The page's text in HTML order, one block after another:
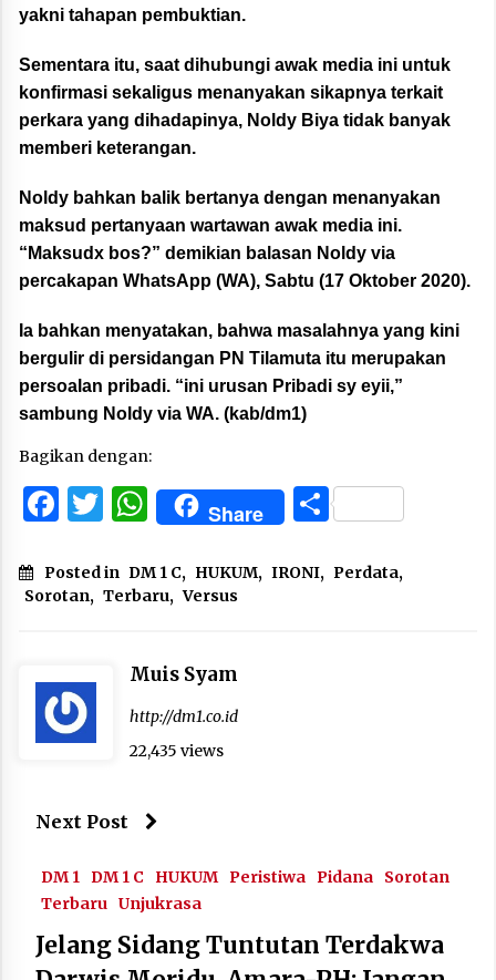
yakni tahapan pembuktian.
Sementara itu, saat dihubungi awak media ini untuk
konfirmasi sekaligus menanyakan sikapnya terkait
perkara yang dihadapinya, Noldy Biya tidak banyak
memberi keterangan.
Noldy bahkan balik bertanya dengan menanyakan
maksud pertanyaan wartawan awak media ini.
“Maksudx bos?” demikian balasan Noldy via
percakapan WhatsApp (WA), Sabtu (17 Oktober 2020).
Ia bahkan menyatakan, bahwa masalahnya yang kini
bergulir di persidangan PN Tilamuta itu merupakan
persoalan pribadi. “ini urusan Pribadi sy eyii,”
sambung Noldy via WA. (kab/dm1)
Bagikan dengan:
Facebook
Twitter
WhatsApp
Share Share
Posted in DM 1 C, HUKUM, IRONI, Perdata,
Sorotan, Terbaru, Versus
Muis Syam
http://dm1.co.id
22,435 views
Next Post
DM 1 DM 1 C HUKUM Peristiwa Pidana
Sorotan
Terbaru Unjukrasa
Jelang Sidang Tuntutan Terdakwa